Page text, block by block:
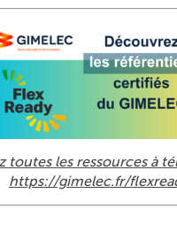
toutes les ressources à
https://gimelec.fr/